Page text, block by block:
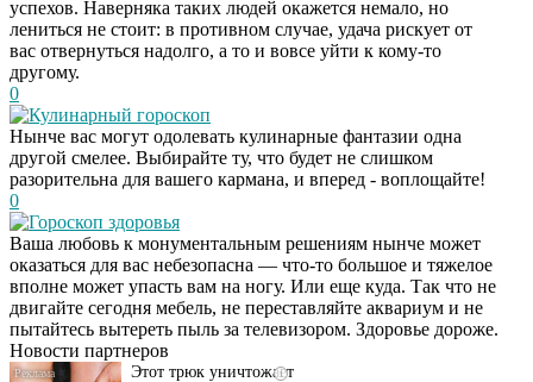
успехов. Наверняка таких людей окажется немало, но
лениться не стоит: в противном случае, удача рискует от
вас отвернуться надолго, а то и вовсе уйти к кому-то
другому.
0
Кулинарный гороскоп
Нынче вас могут одолевать кулинарные фантазии одна
другой смелее. Выбирайте ту, что будет не слишком
разорительна для вашего кармана, и вперед - воплощайте!
0
Гороскоп здоровья
Ваша любовь к монументальным решениям нынче может
оказаться для вас небезопасна — что-то большое и тяжелое
вполне может упасть вам на ногу. Или еще куда. Так что не
двигайте сегодня мебель, не переставляйте аквариум и не
пытайтесь вытереть пыль за телевизором. Здоровье дороже.
Новости партнеров
i
Даже самый
запущенный грибок
исчезнет с корнем,
если перед сном…
i
Этот трюк уничтожает